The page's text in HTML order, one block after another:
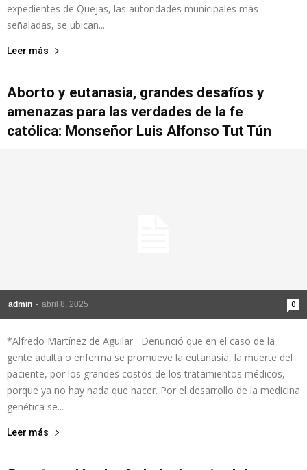
expedientes de Quejas, las autoridades municipales más
señaladas, se ubican...
Leer más
Aborto y eutanasia, grandes desafíos y
amenazas para las verdades de la fe
católica: Monseñor Luis Alfonso Tut Tún
admin - abril 8, 2025 0
*Alfredo Martínez de Aguilar Denunció que en el caso de la
gente adulta o enferma se promueve la eutanasia, la muerte del
paciente, por los grandes costos de los tratamientos médicos,
porque ya no hay nada que hacer. Por el desarrollo de la medicina
genética se...
Leer más